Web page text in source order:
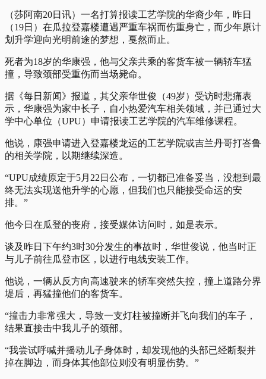
（莎阿南20日讯）一名打算报读工艺学院的华裔少年，昨日
（19日）在瓜拉登嘉楼遭遇严重车祸而伤重身亡，而少年原计
划升学迎向光明前途的梦想，戛然而止。
死者为18岁的华康强，他与父亲共乘的客货车被一辆轿车猛
撞，导致颈部受重伤而当场毙命。
据《每日新闻》报道，其父亲华世俊（49岁）受访时悲痛表
示，华康强为家中长子，自小热爱汽车相关领域，并已通过大
学中心单位（UPU）申请报读工艺学院的汽车维修课程。
他说，康强申请进入登嘉楼龙运的工艺学院或吉兰丹哥打峇鲁
的相关学院，以期继续深造。
“UPU成绩原定于5月22日公布，一切都已准备妥当，没想到最
终无法实现送他升学的心愿，但我们也只能接受命运的安
排。”
他今日在瓜登的丧府，接受媒体访问时，如是表示。
谈及昨日下午约3时30分发生的事故时，华世俊说，他当时正
与儿子前往瓜登市区，以进行电线安装工作。
他说，一辆从反方向高速驶来的轿车突然失控，撞上道路分界
堤后，再猛撞他们的客货车。
“撞击力非常强大，导致一支灯柱被撞断并飞向我们的车子，
结果直接击中我儿子的颈部。
“我尝试呼喊并摇动儿子身体时，却发现他的头部已经断裂并
掉在脚边，而身体其他部位则没有明显伤势。”